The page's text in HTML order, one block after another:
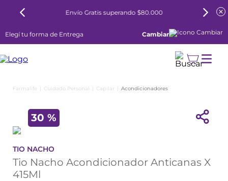
$80.000 6 cuotas sin interés todos los
Elegí tu forma de Entrega Cambiar
Cuidado Personal Capilar Acondicionadores
30 %
TIO NACHO
Tio Nacho Acondicionador Anticanas X
415Ml